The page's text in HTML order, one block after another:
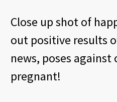
Close up shot of
out positive results
news, poses against
pregnant!